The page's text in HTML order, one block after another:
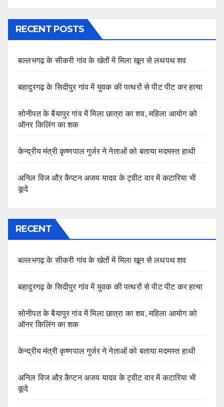
RECENT POSTS
बल्लभगढ़ के सीकरी गांव के खेतों में मिला खून से लथपथ शव
बहादुरगढ़ के सिदीपुर गांव में युवक की पत्थरों से पीट पीट कर हत्या
सोनीपत के बैयापुर गांव में मिला छात्रा का शव, महिला आयोग को
ऑनर किलिंग का शक
केन्द्रीय मंत्री कृष्णपाल गुर्जर ने नेताओं को बताया मदमस्त हाथी
अनिल विज औऱ कैप्टन अजय यादव के ट्वीट वार में कटारिया भी
कूदे
RECENT
बल्लभगढ़ के सीकरी गांव के खेतों में मिला खून से लथपथ शव
बहादुरगढ़ के सिदीपुर गांव में युवक की पत्थरों से पीट पीट कर हत्या
सोनीपत के बैयापुर गांव में मिला छात्रा का शव, महिला आयोग को
ऑनर किलिंग का शक
केन्द्रीय मंत्री कृष्णपाल गुर्जर ने नेताओं को बताया मदमस्त हाथी
अनिल विज औऱ कैप्टन अजय यादव के ट्वीट वार में कटारिया भी
कूदे